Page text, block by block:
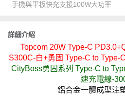
手機與平板快充支援100W大功率
詳細介紹
Topcom 20W Type-C
S300C-白+勇固 Type-C to Type-
CityBoss勇固系列 Type-C to
速充電線-
鋁合金一體成型注